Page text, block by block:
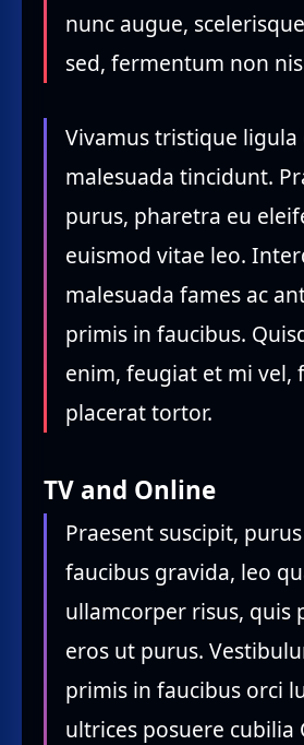
nunc augue,
sed, fermentum non
Vivamus tristique ligula
malesuada tincidunt.
purus, pharetra eu
euismod vitae leo.
malesuada fames ac
primis in faucibus.
enim, feugiat et mi vel,
placerat tortor.
TV and Online
Praesent suscipit,
faucibus gravida, leo
ullamcorper risus, quis
eros ut purus.
primis in faucibus orci
ultrices posuere cubilia